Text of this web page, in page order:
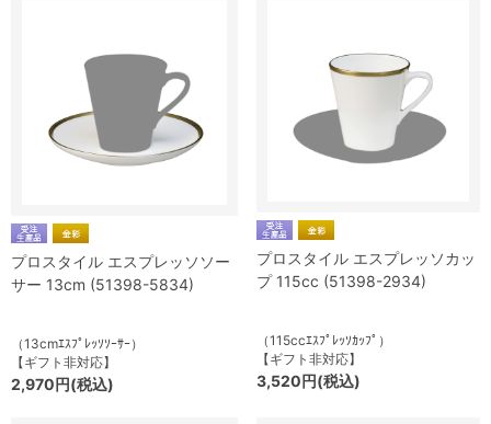
プロスタイル エスプレッソソー
サー 13cm (51398-5834)
（13cmｴｽﾌﾟﾚｯｿｿｰｻｰ）
【ギフト非対応】
2,970円(税込)
プロスタイル エスプレッソカッ
プ 115cc (51398-2934)
（115ccｴｽﾌﾟﾚｯｿｶｯﾌﾟ）
【ギフト非対応】
3,520円(税込)